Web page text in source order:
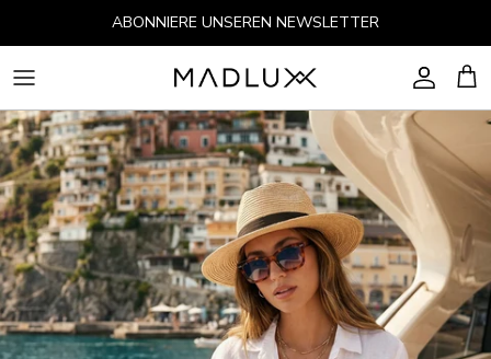
Direkt zum InhaltABONNIERE UNSEREN NEWSLETTER
Konto